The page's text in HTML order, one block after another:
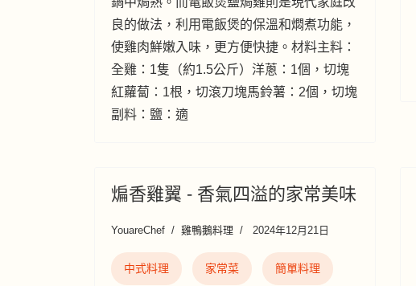
良的做法，利用電飯煲的保溫和燜煮功能，
使雞肉鮮嫩入味，更方便快捷。材料主料：
全雞：1隻（約1.5公斤）洋蔥：1個，切塊
紅蘿蔔：1根，切滾刀塊馬鈴薯：2個，切塊
副料：鹽：適
煸香雞翼 - 香氣四溢的家常美味
YouareChef 雞鴨鵝料理 2024年12月21日
中式料理 家常菜 簡單料理